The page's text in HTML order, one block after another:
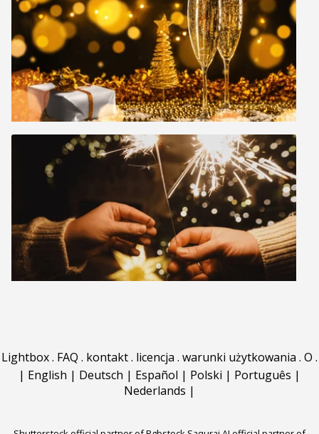
Lightbox. FAQ . kontakt. licencja . warunki użytkowania . O .
| English | Deutsch | Español | Polski | Português |
Nederlands |